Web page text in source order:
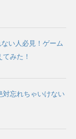
い人必見！ゲーム
みた！
対忘れちゃいけない